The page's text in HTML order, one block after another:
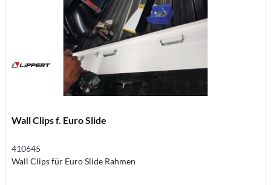
Wall Clips f. Euro Slide
410645
Wall Clips für Euro Slide Rahmen